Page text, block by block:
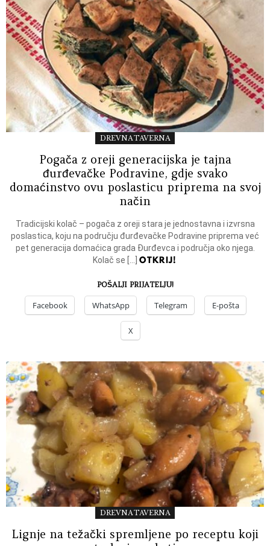
DREVNA TAVERNA
Pogača z oreji generacijska je tajna
đurđevačke Podravine, gdje svako
domaćinstvo ovu poslasticu priprema na svoj
način
Tradicijski kolač – pogača z oreji stara je jednostavna i izvrsna
poslastica, koju na području đurđevačke Podravine priprema već
pet generacija domaćica grada Đurđevca i područja oko njega.
Kolač se […]OTKRIJ!
POŠALJI PRIJATELJU!
Facebook WhatsApp Telegram E-pošta
X
DREVNA TAVERNA
Lignje na težački spremljene po receptu koji